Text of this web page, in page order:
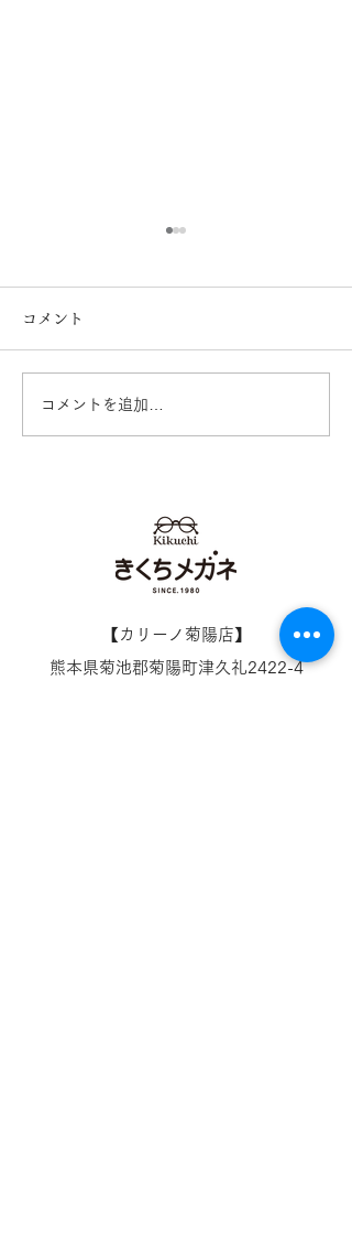
イオンタウン田崎店 営業
コメント
コメントを追加…
【​カリーノ菊陽店】
熊本県菊池郡菊陽町津久礼2422-4